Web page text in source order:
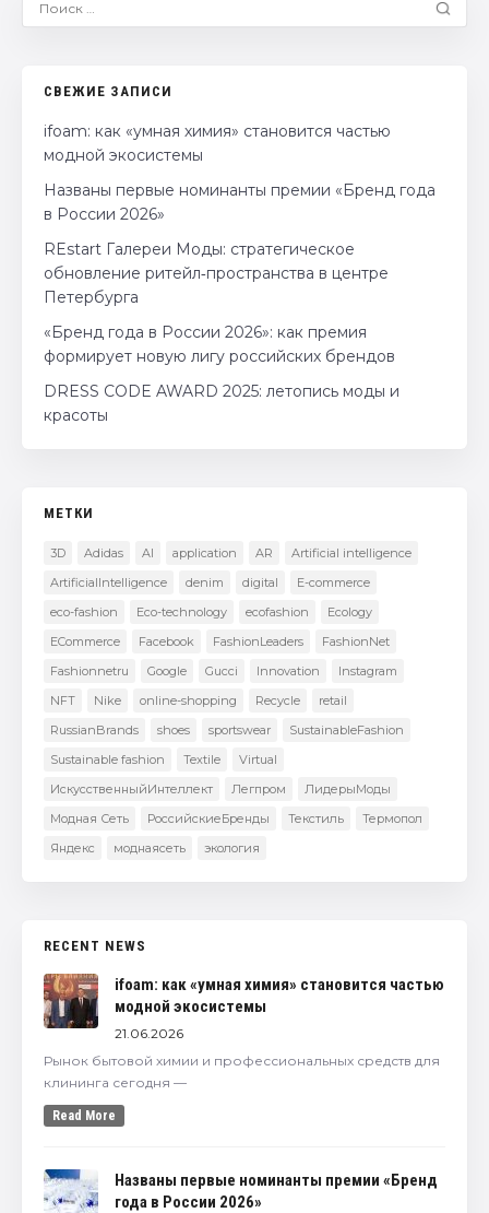
СВЕЖИЕ ЗАПИСИ
ifoam: как «умная химия» становится частью
модной экосистемы
Названы первые номинанты премии «Бренд года
в России 2026»
REstart Галереи Моды: стратегическое
обновление ритейл‑пространства в центре
Петербурга
«Бренд года в России 2026»: как премия
формирует новую лигу российских брендов
DRESS CODE AWARD 2025: летопись моды и
красоты
МЕТКИ
3D Adidas AI application AR
Artificial intelligence
ArtificialIntelligence
denim digital
E-commerce
eco-fashion
Eco-technology ecofashion
Ecology
ECommerce
Facebook FashionLeaders
FashionNet
Fashionnetru
Google Gucci Innovation
Instagram
NFT
Nike online-shopping Recycle
retail
RussianBrands
shoes sportswear
SustainableFashion
Sustainable fashion
Textile
Virtual
ИскусственныйИнтеллект
Легпром
ЛидерыМоды
Модная Сеть
РоссийскиеБренды Текстиль
Термопол
Яндекс
моднаясеть экология
RECENT NEWS
ifoam: как «умная химия» становится частью
модной экосистемы
21.06.2026
Рынок бытовой химии и профессиональных средств для
клининга сегодня —
Read More
Названы первые номинанты премии «Бренд
года в России 2026»